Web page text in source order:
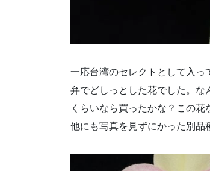
一応台湾のセレクトとして入っ
弁でどしっとした花でした。な
くらいなら買ったかな？この
他にも写真を見ずにかった別品